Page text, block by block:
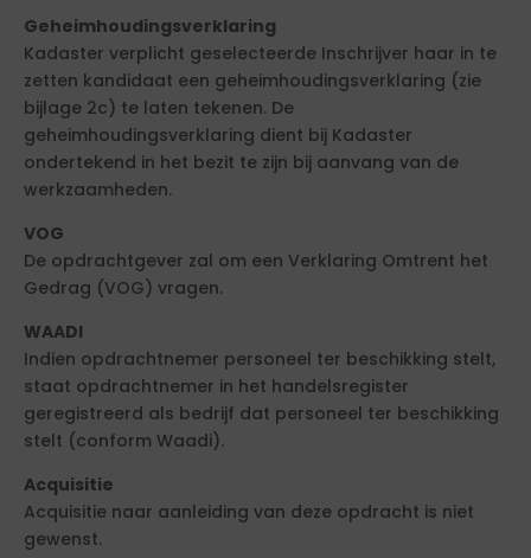
Geheimhoudingsverklaring
Kadaster verplicht geselecteerde Inschrijver haar in te
zetten kandidaat een geheimhoudingsverklaring (zie
bijlage 2c) te laten tekenen. De
geheimhoudingsverklaring dient bij Kadaster
ondertekend in het bezit te zijn bij aanvang van de
werkzaamheden.
VOG
De opdrachtgever zal om een Verklaring Omtrent het
Gedrag (VOG) vragen.
WAADI
Indien opdrachtnemer personeel ter beschikking stelt,
staat opdrachtnemer in het handelsregister
geregistreerd als bedrijf dat personeel ter beschikking
stelt (conform Waadi).
Acquisitie
Acquisitie naar aanleiding van deze opdracht is niet
gewenst.